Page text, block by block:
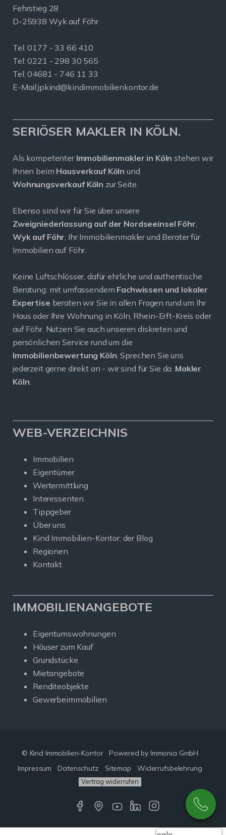
Fehrstieg 28
D-25938 Wyk auf Föhr
Tel:0177 - 33 66 410
Tel: 0221 - 298 30 565
Tel: 04681 - 746 11 33
E-Mail:jpkind@kindimmobilienkontor.de
SERIÖSER MAKLER IN KÖLN.
Als kompetenter Immobilienmakler in Köln stehen wir
Ihnen beim Hausverkauf Köln und
Wohnungsverkauf Köln zur Seite.
Ebenso sind wir für Sie über unsere
Zweigniederlassung auf der Nordseeinsel Föhr
Wyk auf Föhr , Ihr Immobilienmakler und Berater für
Immobilien auf Föhr.
Keine Luftschlösser, dafür ehrliche und authentische
Beratung: mit umfassendem Fachwissen und lokaler
Expertise beraten wir Sie in allen Fragen rund um Ihr
Haus oder Ihre Wohnung in Köln, Rhein-Erft-Kreis oder
auf Föhr. Nutzen Sie auch unseren diskreten und
persönlichen Service rund um die
Immobilienbewertung Köln . Sprechen Sie uns
jederzeit gerne direkt an - wir sind für Sie da. Makler
Köln
WEB-VERZEICHNIS
Immobilien
Eigentümer
Wertermittlung
Interessenten
Tippgeber
Über uns
Kind Immobilien-Kontor: der Blog
Regionen
Kontakt
IMMOBILIENANGEBOTE
Eigentumswohnungen
Häuser zum Kauf
Grundstücke
Mietangebote
Renditeobjekte
Gewerbeimmobilien
© Kind Immobilien-Kontor
Powered by Immonia GmbH
Impressum
Datenschutz Sitemap Widerrufsbelehrung
Vertrag widerrufen